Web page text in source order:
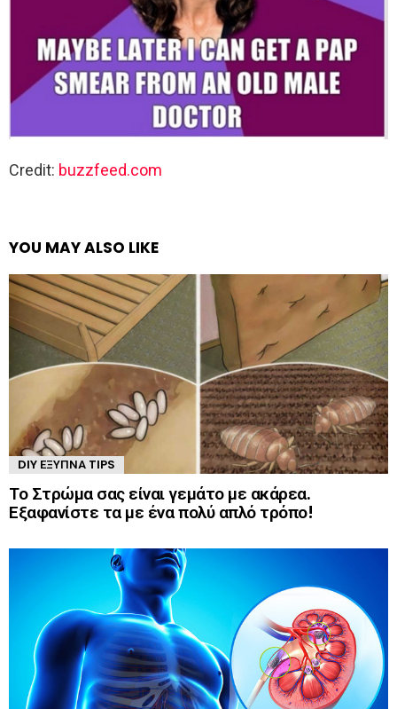
Credit: buzzfeed.com
YOU MAY ALSO LIKE
DIY ΈΞΥΠΝΑ TIPS
Το Στρώμα σας είναι γεμάτο με ακάρεα.
Εξαφανίστε τα με ένα πολύ απλό τρόπο!